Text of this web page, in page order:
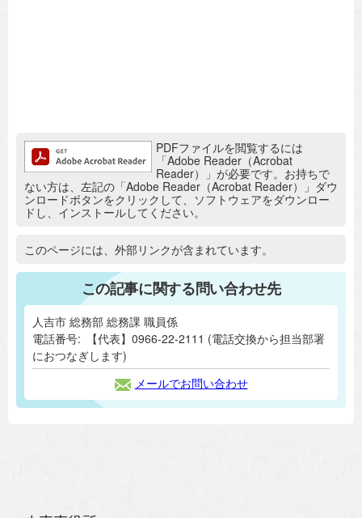
追加情報：PDFファイルPDFファイルを閲覧するには
「Adobe Reader（Acrobat
Reader）」が必要です。お持ちで
ない方は、左記の「Adobe Reader（Acrobat Reader）」ダウ
ンロードボタンをクリックして、ソフトウェアをダウンロー
ドし、インストールしてください。
追加情報：外部リンク
このページには、外部リンクが含まれています。
この記事に関する問い合わせ先
人吉市 総務部 総務課 職員係
電話番号:
【代表】0966-22-2111 (電話交換から担当部署
におつなぎします)
メールでお問い合わせ